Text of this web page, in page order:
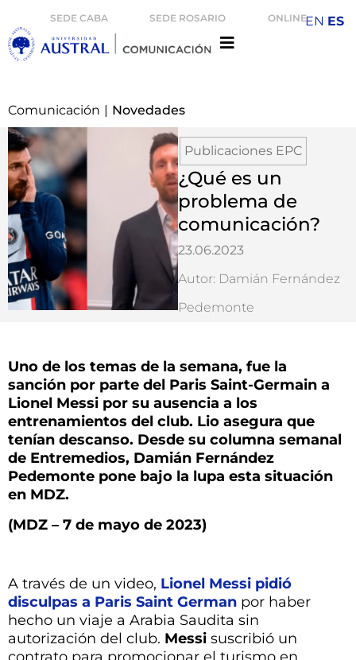
SEDE CABA SEDE ROSARIO ONLINE
Comunicación | Novedades
Publicaciones EPC
¿Qué es un
problema de
comunicación?
23.06.2023
Autor: Damián Fernández
Pedemonte
Uno de los temas de la semana, fue la
sanción por parte del Paris Saint-Germain a
Lionel Messi por su ausencia a los
entrenamientos del club. Lio asegura que
tenían descanso. Desde su columna semanal
de Entremedios, Damián Fernández
Pedemonte pone bajo la lupa esta situación
en MDZ.
(MDZ – 7 de mayo de 2023)
A través de un video, Lionel Messi pidió
disculpas a Paris Saint German por haber
hecho un viaje a Arabia Saudita sin
autorización del club. Messi suscribió un
EN ES